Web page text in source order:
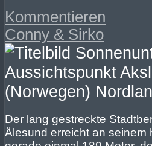
Kommentieren
Conny & Sirko
Der lang gestreckte
Ålesund erreicht an seinem